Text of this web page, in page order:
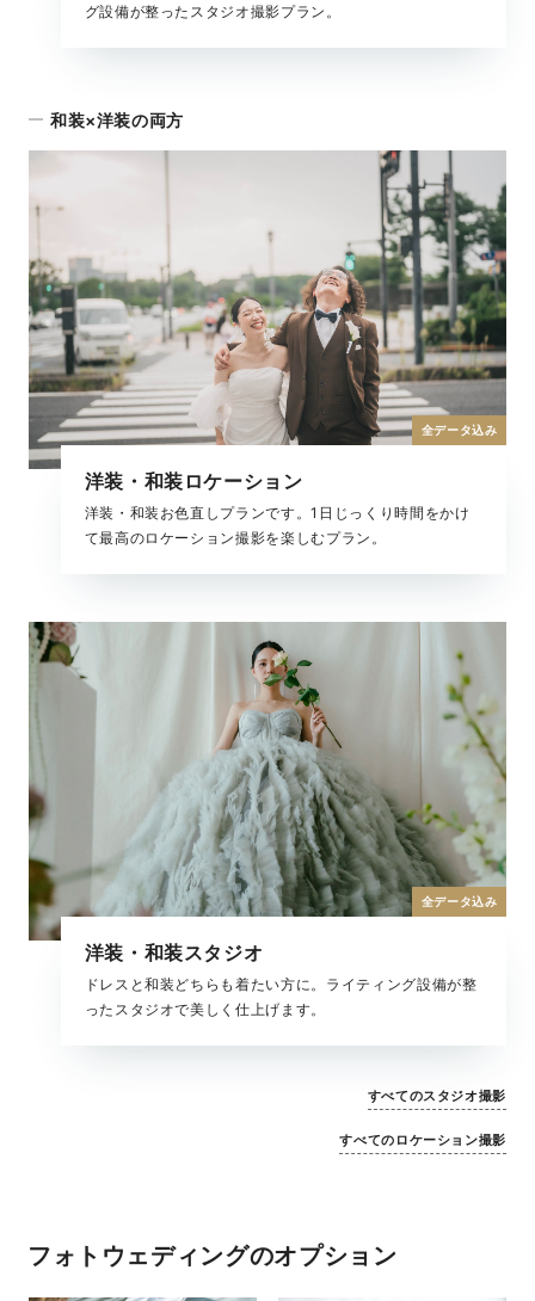
グ設備が整ったスタジオ撮影プラン。
和装×洋装の両方
洋装・和装ロケーション
洋装・和装お色直しプランです。1日じっくり時間をかけ
て最高のロケーション撮影を楽しむプラン。
全データ込み
洋装・和装スタジオ
ドレスと和装どちらも着たい方に。ライティング設備が整
ったスタジオで美しく仕上げます。
全データ込み
すべてのスタジオ撮影
すべてのロケーション撮影
フォトウェディングのオプション